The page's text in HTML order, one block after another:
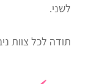
לשני.
תודה לכל צוות